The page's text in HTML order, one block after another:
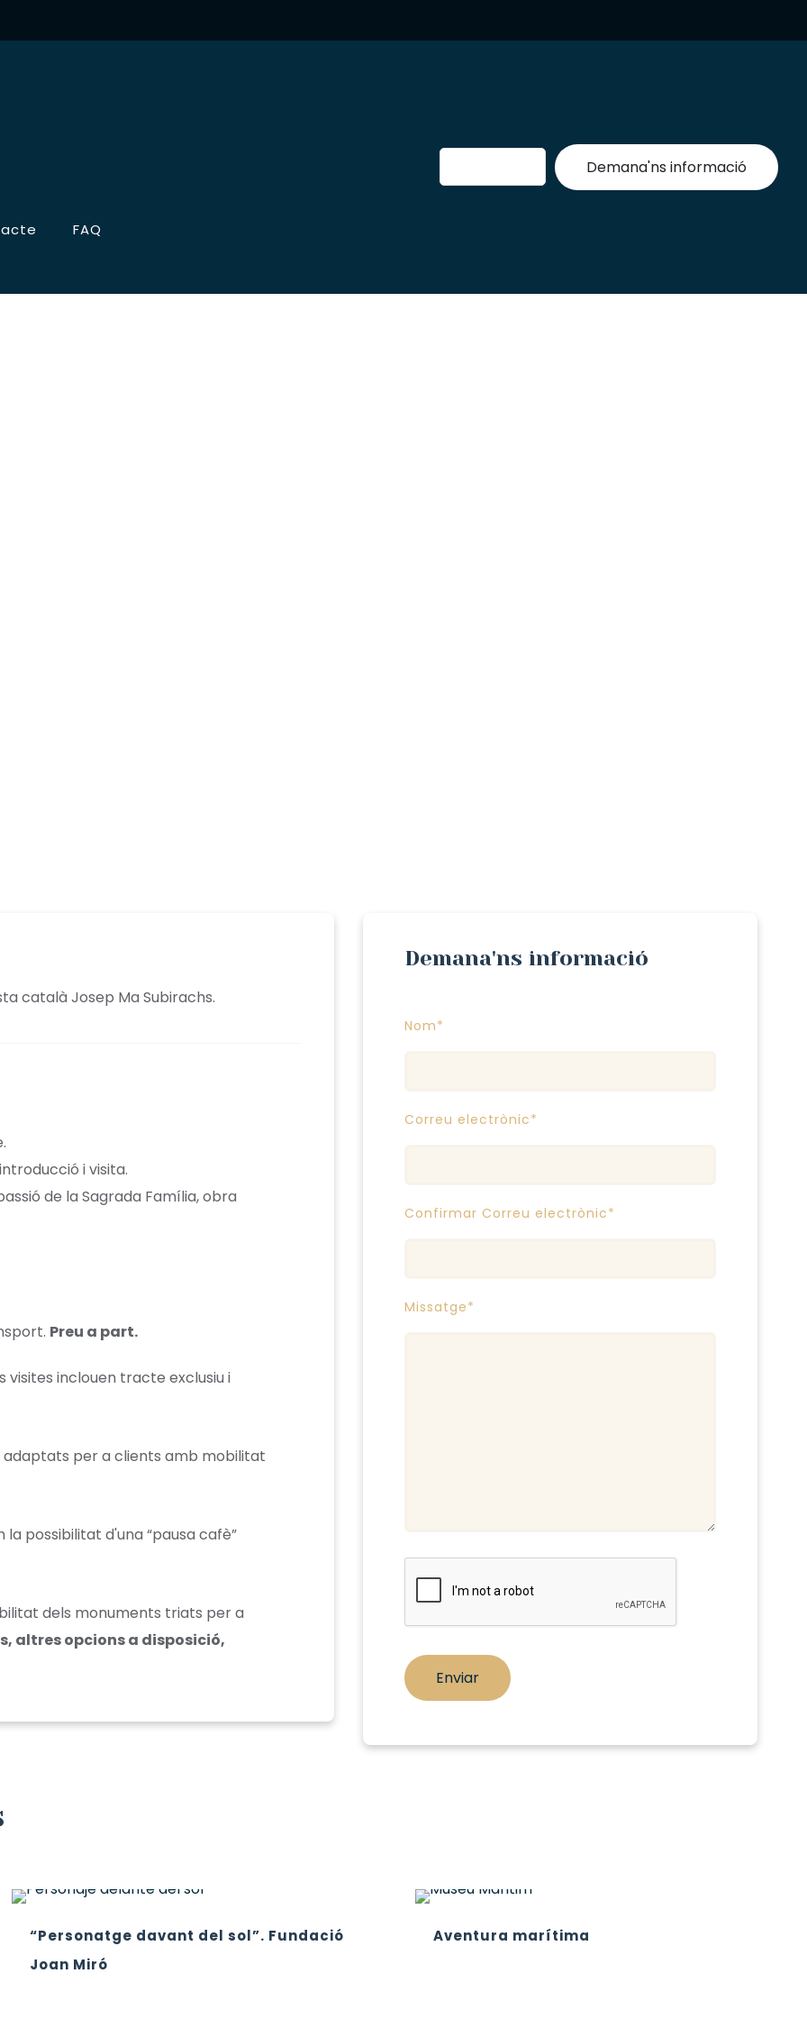
FAQ
Demana'ns informació
català Josep Ma Subirachs.
i visita.
de la Sagrada Família, obra
Preu a part.
visites inclouen tracte exclusiu i
adaptats per a clients amb mobilitat
possibilitat d'una “pausa cafè”
dels monuments triats per a
altres opcions a disposició,
Demana'ns informació
Nom*
Correu electrònic*
Confirmar Correu electrònic*
Missatge*
“Personatge davant del sol”. Fundació
Joan Miró
Aventura marítima